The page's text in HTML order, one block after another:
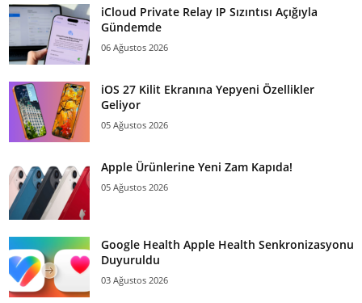
iCloud Private Relay IP Sızıntısı Açığıyla
Gündemde
06 Ağustos 2026
iOS 27 Kilit Ekranına Yepyeni Özellikler
Geliyor
05 Ağustos 2026
Apple Ürünlerine Yeni Zam Kapıda!
05 Ağustos 2026
Google Health Apple Health Senkronizasyonu
Duyuruldu
03 Ağustos 2026